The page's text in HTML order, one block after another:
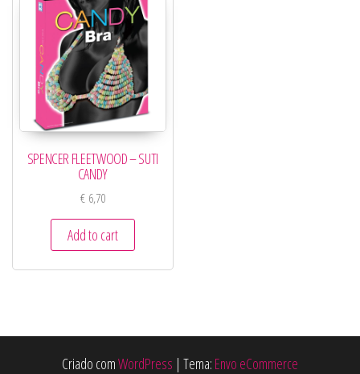
SPENCER FLEETWOOD – SUTI
CANDY
€6,70
Add to cart
Criado comWordPress | Tema: Envo eCommerce